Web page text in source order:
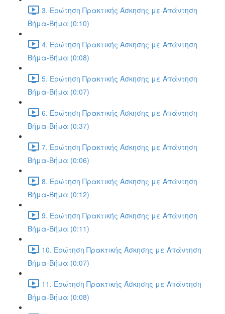
3. Ερώτηση Πρακτικής Άσκησης με Απάντηση
Βήμα-Βήμα (0:10)
4. Ερώτηση Πρακτικής Άσκησης με Απάντηση
Βήμα-Βήμα (0:08)
5. Ερώτηση Πρακτικής Άσκησης με Απάντηση
Βήμα-Βήμα (0:07)
6. Ερώτηση Πρακτικής Άσκησης με Απάντηση
Βήμα-Βήμα (0:37)
7. Ερώτηση Πρακτικής Άσκησης με Απάντηση
Βήμα-Βήμα (0:06)
8. Ερώτηση Πρακτικής Άσκησης με Απάντηση
Βήμα-Βήμα (0:12)
9. Ερώτηση Πρακτικής Άσκησης με Απάντηση
Βήμα-Βήμα (0:11)
10. Ερώτηση Πρακτικής Άσκησης με Απάντηση
Βήμα-Βήμα (0:07)
11. Ερώτηση Πρακτικής Άσκησης με Απάντηση
Βήμα-Βήμα (0:08)